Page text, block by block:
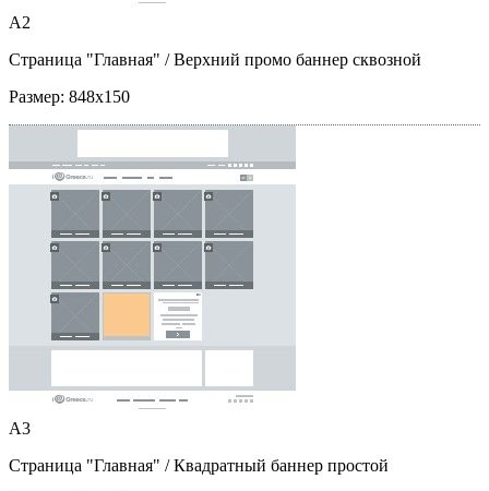
A2
Страница "Главная" / Верхний промо баннер сквозной
Размер: 848x150
A3
Страница "Главная" / Квадратный баннер простой